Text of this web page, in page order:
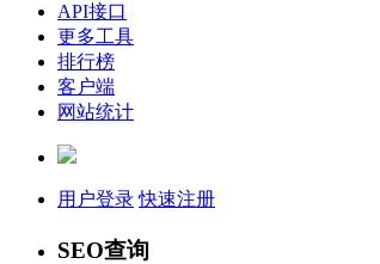
API接口
更多工具
排行榜
客户端
网站统计
用户登录 快速注册
SEO查询